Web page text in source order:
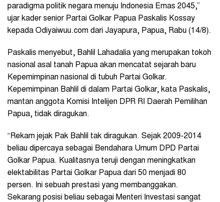
paradigma politik negara menuju Indonesia Emas 2045,”
ujar kader senior Partai Golkar Papua Paskalis Kossay
kepada Odiyaiwuu.com dari Jayapura, Papua, Rabu (14/8).
Paskalis menyebut, Bahlil Lahadalia yang merupakan tokoh
nasional asal tanah Papua akan mencatat sejarah baru
Kepemimpinan nasional di tubuh Partai Golkar.
Kepemimpinan Bahlil di dalam Partai Golkar, kata Paskalis,
mantan anggota Komisi Intelijen DPR RI Daerah Pemilihan
Papua, tidak diragukan.
“Rekam jejak Pak Bahlil tak diragukan. Sejak 2009-2014
beliau dipercaya sebagai Bendahara Umum DPD Partai
Golkar Papua. Kualitasnya teruji dengan meningkatkan
elektabilitas Partai Golkar Papua dari 50 menjadi 80
persen. Ini sebuah prestasi yang membanggakan.
Sekarang posisi beliau sebagai Menteri Investasi sangat